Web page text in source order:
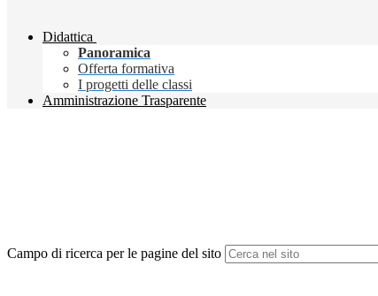
Didattica
Panoramica
Offerta formativa
I progetti delle classi
Amministrazione Trasparente
Campo di ricerca per le pagine del sito